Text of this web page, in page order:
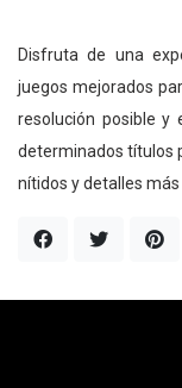
Disfruta de una
juegos mejorados
resolución posible y
determinados títulos
nítidos y detalles más